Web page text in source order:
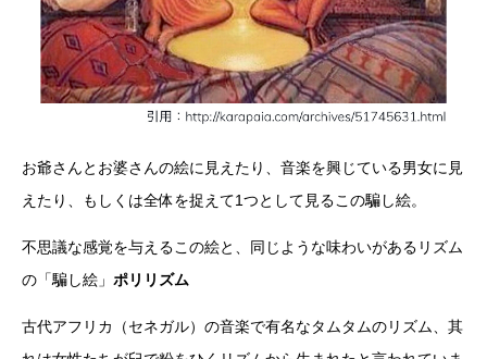
お爺さんとお婆さんの絵に見えたり、音楽を興じている男女に見
えたり、もしくは全体を捉えて1つとして見るこの騙し絵。
不思議な感覚を与えるこの絵と、同じような味わいがあるリズム
の「騙し絵」 ポリリズム
古代アフリカ（セネガル）の音楽で有名なタムタムのリズム、其